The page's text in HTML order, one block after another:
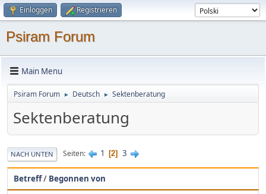
Einloggen Registrieren
Psiram Forum
Main Menu
Psiram Forum ► Deutsch ► Sektenberatung
Sektenberatung
NACH UNTEN Seiten 1 2 3
Betreff/ Begonnen von